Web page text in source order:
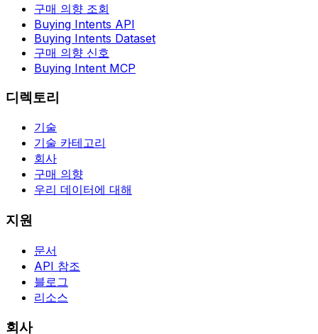
구매 의향 조회
Buying Intents API
Buying Intents Dataset
구매 의향 신호
Buying Intent MCP
디렉토리
기술
기술 카테고리
회사
구매 의향
우리 데이터에 대해
지원
문서
API 참조
블로그
리소스
회사